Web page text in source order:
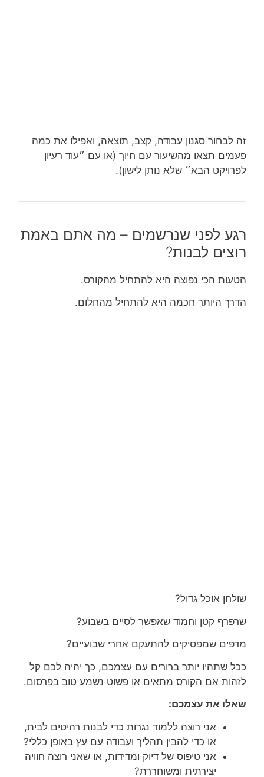
זה לבחור סגנון עבודה, קצב, תוצאה, ואפילו את כמה
פעמים תצאו מהשיעור עם חיוך (או עם ״עוד רעיון
לפרויקט הבא״ שלא נותן לישון).
רגע לפני שנרשמים – מה אתם באמת
רוצים לבנות?
הטעות הכי נפוצה היא להתחיל מהקורס.
הדרך היותר חכמה היא להתחיל מהחלום.
שולחן אוכל גדול?
שרפרף קטן וחמוד שאפשר לסיים בשבוע?
מדפים שמפסיקים להתעקם אחרי שבועיים?
ככל שתהיו יותר ברורים עם עצמכם, כך יהיה לכם קל
לזהות אם הקורס מתאים או פשוט נשמע טוב בפרסום.
שאלו את עצמכם:
אני רוצה ללמוד נגרות כדי לבנות רהיטים לבית,
או כדי להבין תהליך ועבודה עם עץ באופן כללי?
אני טיפוס של דיוק ומדידות, או שאני רוצה חוויה
יצירתית ומשוחררת?